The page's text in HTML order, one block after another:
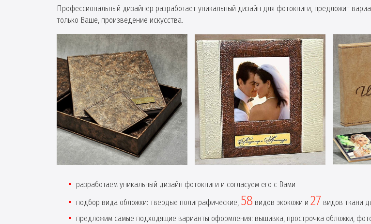
Профессиональный дизайнер разработает уникальный дизайн для фотокниги, предложит
только Ваше, произведение искусства.
разработаем уникальный дизайн фотокниги и согласуем его с Вами
подбор вида обложки: твердые полиграфические, 58 видов экокожи и 27 видов ткани
предложим самые подходящие варианты оформления: вышивка, прострочка обложки,